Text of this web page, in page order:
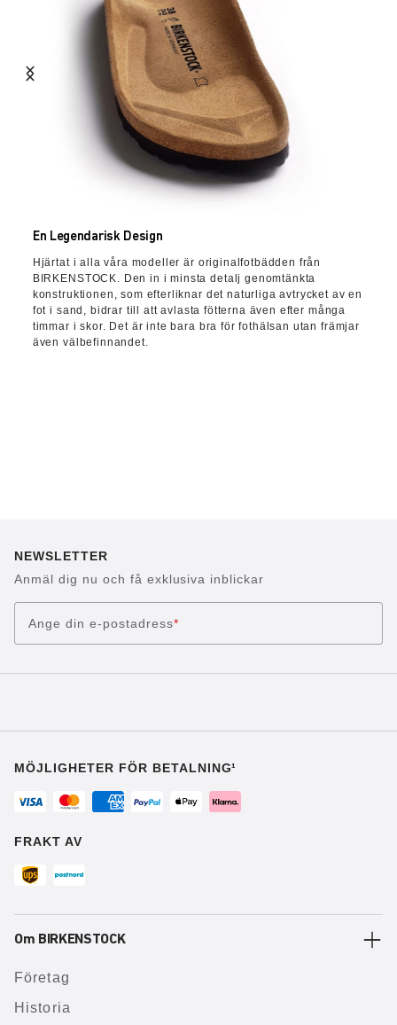
En Legendarisk Design
Hjärtat i alla våra modeller är originalfotbädden från
BIRKENSTOCK. Den in i minsta detalj genomtänkta
konstruktionen, som efterliknar det naturliga avtrycket av en
fot i sand, bidrar till att avlasta fötterna även efter många
timmar i skor. Det är inte bara bra för fothälsan utan främjar
även välbefinnandet.
NEWSLETTER
Anmäl dig nu och få exklusiva inblickar
Ange din e-postadress*
MÖJLIGHETER FÖR BETALNING¹
FRAKT AV
Om BIRKENSTOCK
Företag
Historia